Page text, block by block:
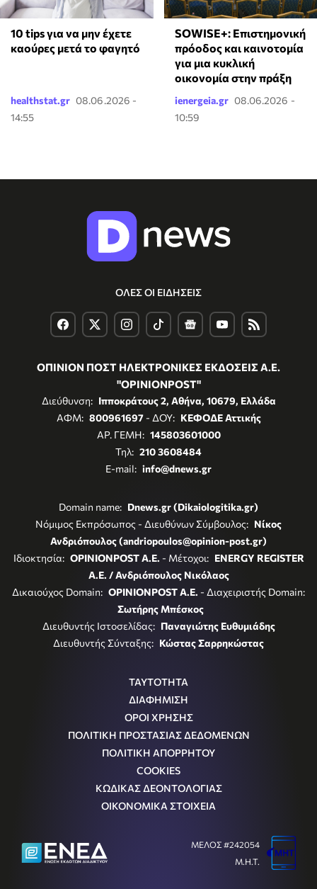
10 tips για να μην έχετε
καούρες μετά το φαγητό
healthstat.gr 08.06.2026 -
14:55
SOWISE+: Επιστημονική
πρόοδος και καινοτομία
για μια κυκλική
οικονομία στην πράξη
ienergeia.gr 08.06.2026 -
10:59
ΟΛΕΣ ΟΙ ΕΙΔΗΣΕΙΣ
ΟΠΙΝΙΟΝ ΠΟΣΤ ΗΛΕΚΤΡΟΝΙΚΕΣ ΕΚΔΟΣΕΙΣ Α.Ε.
"OPINIONPOST"
Διεύθυνση: Ιπποκράτους 2, Αθήνα, 10679, Ελλάδα
ΑΦΜ: 800961697- ΔΟΥ: ΚΕΦΟΔΕ Αττικής
ΑΡ. ΓΕΜΗ: 145803601000
Τηλ: 210 3608484
E-mail: info@dnews.gr
Domain name: Dnews.gr (Dikaiologitika.gr)
Νόμιμος Εκπρόσωπος - Διευθύνων Σύμβουλος: Νίκος
Ανδριόπουλος (andriopoulos@opinion-post.gr)
Ιδιοκτησία: OPINIONPOST A.E. - Μέτοχοι: ENERGY REGISTER
Α.Ε. / Ανδριόπουλος Νικόλαος
Δικαιούχος Domain: OPINIONPOST A.E. - Διαχειριστής Domain:
Σωτήρης Μπέσκος
Διευθυντής Ιστοσελίδας: Παναγιώτης Ευθυμιάδης
Διευθυντής Σύνταξης: Κώστας Σαρρηκώστας
ΤΑΥΤΟΤΗΤΑ
ΔΙΑΦΗΜΙΣΗ
ΟΡΟΙ ΧΡΗΣΗΣ
ΠΟΛΙΤΙΚΗ ΠΡΟΣΤΑΣΙΑΣ ΔΕΔΟΜΕΝΩΝ
ΠΟΛΙΤΙΚΗ ΑΠΟΡΡΗΤΟΥ
COOKIES
ΚΩΔΙΚΑΣ ΔΕΟΝΤΟΛΟΓΙΑΣ
ΟΙΚΟΝΟΜΙΚΑ ΣΤΟΙΧΕΙΑ
ΜΕΛΟΣ #242054
Μ.Η.Τ.